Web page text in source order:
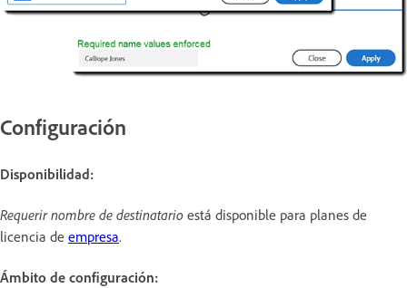
Configuración
Disponibilidad:
Requerir nombre de destinatario está disponible para planes de
licencia de empresa.
Ámbito de configuración: